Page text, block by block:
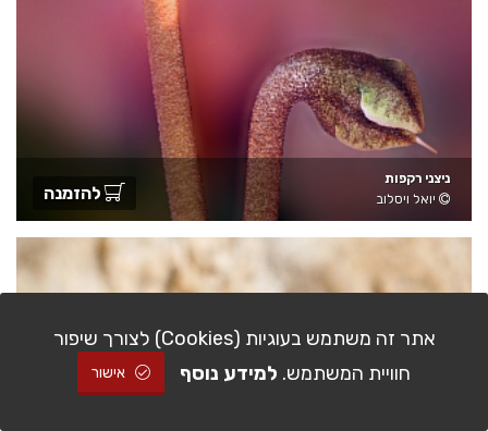
ניצני רקפות
יואל ויסלוב
להזמנה
אתר זה משתמש בעוגיות (Cookies) לצורך שיפור
חוויית המשתמש. למידע נוסף